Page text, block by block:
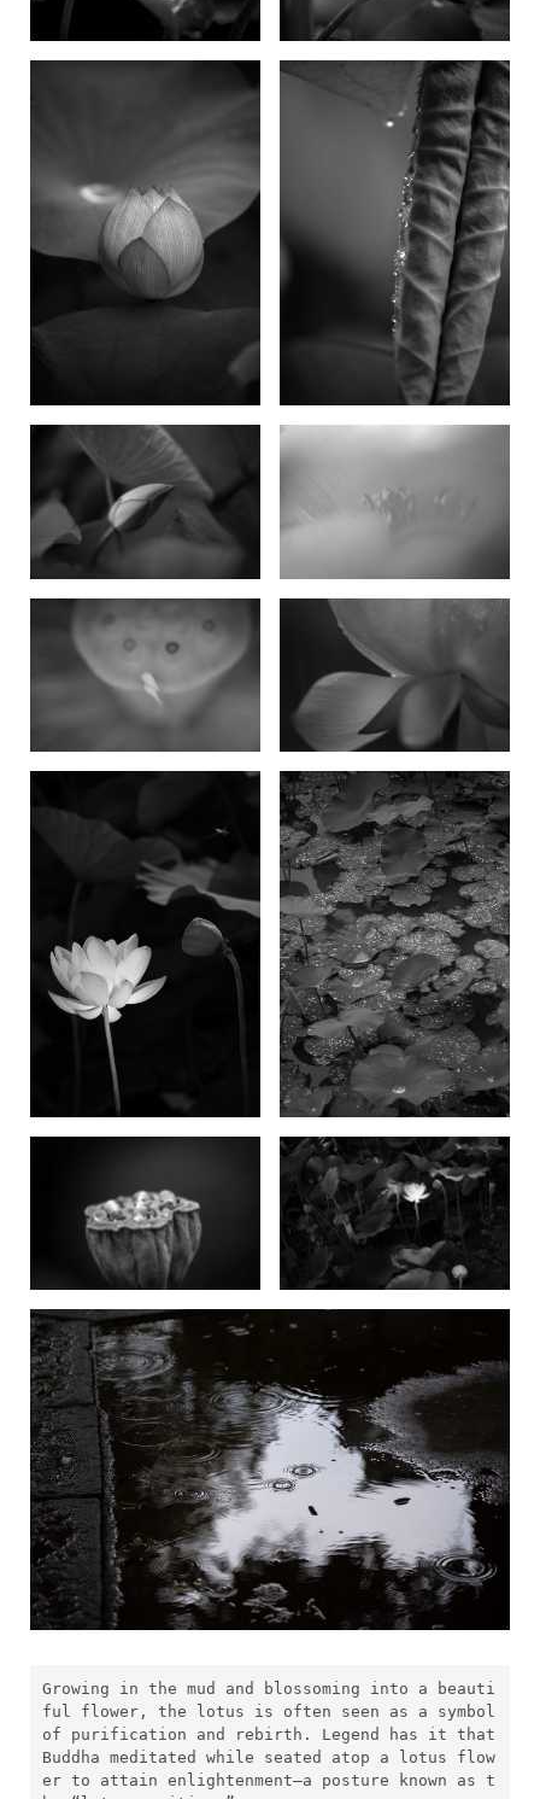
Growing in the mud and blossoming into a beauti
ful flower, the lotus is often seen as a symbol
of purification and rebirth. Legend has it that
Buddha meditated while seated atop a lotus flow
er to attain enlightenment—a posture known as t